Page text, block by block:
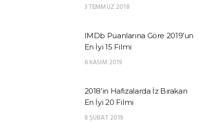
3 TEMMUZ 2018
IMDb Puanlarına Göre 2019’un
En İyi 15 Filmi
6 KASIM 2019
2018’in Hafızalarda İz Bırakan
En İyi 20 Filmi
8 ŞUBAT 2019